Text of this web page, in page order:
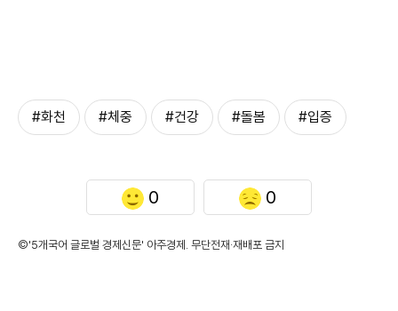
#화천 #체중 #건강 #돌봄 #입증
0 0
©'5개국어 글로벌 경제신문' 아주경제. 무단전재·재배포 금지